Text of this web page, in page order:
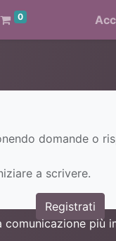
0
domande o
a scrivere.
Registrati
più